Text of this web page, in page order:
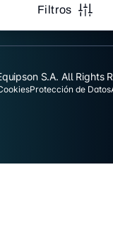
Filtros
S.A. All Rights
Protección de Datos